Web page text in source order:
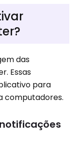
das
Essas
para
computadores.